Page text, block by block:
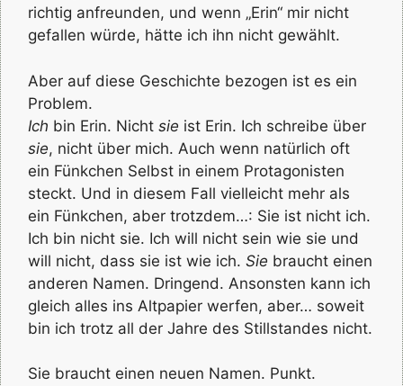
richtig anfreunden, und wenn „Erin“ mir nicht
gefallen würde, hätte ich ihn nicht gewählt.
Aber auf diese Geschichte bezogen ist es ein
Problem.
Ich bin Erin. Nicht sie ist Erin. Ich schreibe über
sie, nicht über mich. Auch wenn natürlich oft
ein Fünkchen Selbst in einem Protagonisten
steckt. Und in diesem Fall vielleicht mehr als
ein Fünkchen, aber trotzdem…: Sie ist nicht ich.
Ich bin nicht sie. Ich will nicht sein wie sie und
will nicht, dass sie ist wie ich. Sie braucht einen
anderen Namen. Dringend. Ansonsten kann ich
gleich alles ins Altpapier werfen, aber… soweit
bin ich trotz all der Jahre des Stillstandes nicht.
Sie braucht einen neuen Namen. Punkt.